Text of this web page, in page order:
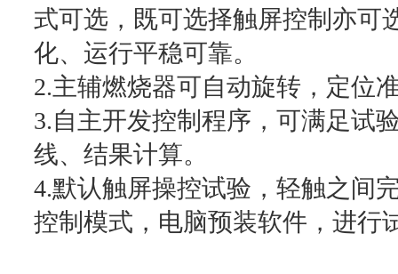
式可选，既可选择触屏控制亦可
化、运行平稳可靠。
2.主辅燃烧器可自动旋转，定位
3.自主开发控制程序，可满足试
线、结果计算。
4.默认触屏操控试验，轻触之间
控制模式，电脑预装软件，进行